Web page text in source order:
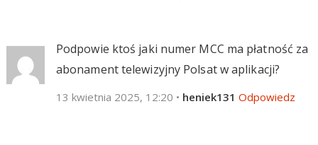
Podpowie ktoś jaki numer MCC ma płatność za
abonament telewizyjny Polsat w aplikacji?
13 kwietnia 2025, 12:20 • heniek131 Odpowiedz